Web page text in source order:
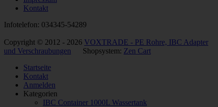
Kontakt
Infotelefon: 034345-54289
Copyright © 2012 - 2026 VOXTRADE - PE Rohre, IBC Adapter
und Verschraubungen Shopsystem: Zen Cart
Startseite
Kontakt
Anmelden
Kategorien
IBC Container 1000L Wassertank